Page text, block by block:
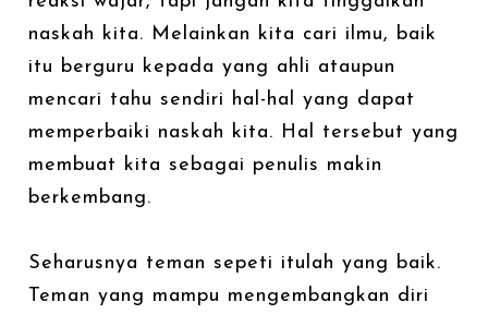
naskah kita. Melainkan kita cari ilmu, baik
itu berguru kepada yang ahli ataupun
mencari tahu sendiri hal-hal yang dapat
memperbaiki naskah kita. Hal tersebut yang
membuat kita sebagai penulis makin
berkembang.
Seharusnya teman sepeti itulah yang baik.
Teman yang mampu mengembangkan diri